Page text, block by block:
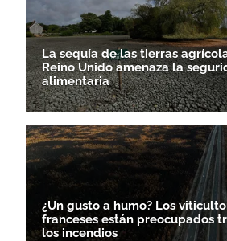
La sequía de las tierras
Reino Unido amenaza la
alimentaria
¿Un gusto a humo? Los
franceses están preocupados
los incendios